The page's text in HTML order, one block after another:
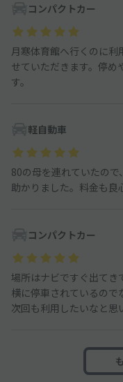
コンパクトカー
月寒体育館へ行くのに
せていただきます。停め
す。
軽自動車
80の母を連れていたの
助かりました。料金も良
コンパクトカー
場所はナビですぐ出てき
横に停車されているので
次回も利用したいなと思